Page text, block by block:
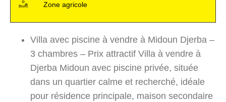
Zone agricole
Villa avec piscine à vendre à Midoun Djerba –
3 chambres – Prix attractif Villa à vendre à
Djerba Midoun avec piscine privée, située
dans un quartier calme et recherché, idéale
pour résidence principale, maison secondaire